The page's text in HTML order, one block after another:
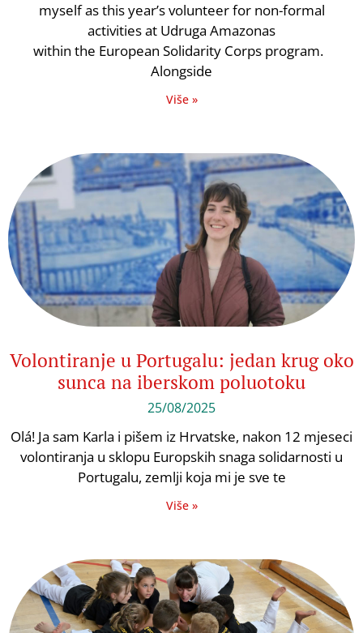
myself as this year’s volunteer for non-formal
activities at Udruga Amazonas
within the European Solidarity Corps program.
Alongside
Više »
Volontiranje u Portugalu: jedan krug oko
sunca na iberskom poluotoku
25/08/2025
Olá! Ja sam Karla i pišem iz Hrvatske, nakon 12 mjeseci
volontiranja u sklopu Europskih snaga solidarnosti u
Portugalu, zemlji koja mi je sve te
Više »